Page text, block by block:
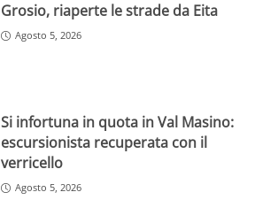
Grosio, riaperte le strade da Eita
Agosto 5, 2026
Si infortuna in quota in Val Masino:
escursionista recuperata con il
verricello
Agosto 5, 2026